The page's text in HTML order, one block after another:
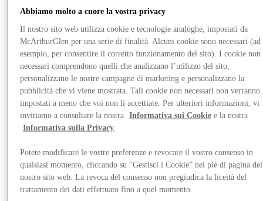
Vieni a trovarci
Servizi
Abbiamo molto a cuore la vostra privacy
Il nostro sito web utilizza cookie e tecnologie analoghe, impostati da
McArthurGlen per una serie di finalità. Alcuni cookie sono necessari (ad
esempio, per consentire il corretto funzionamento del sito). I cookie non
necessari comprendono quelli che analizzano l’utilizzo del sito,
personalizzano le nostre campagne di marketing e personalizzano la
pubblicità che vi viene mostrata. Tali cookie non necessari non verranno
impostati a meno che voi non li accettiate. Per ulteriori informazioni, vi
invitiamo a consultare la nostra
Informativa sui Cookie e la nostra
Informativa sulla Privacy
Potete modificare le vostre preferenze e revocare il vostro consenso in
qualsiasi momento, cliccando su “Gestisci i Cookie” nel piè di pagina del
nostro sito web. La revoca del consenso non pregiudica la liceità del
trattamento dei dati effettuato fino a quel momento.